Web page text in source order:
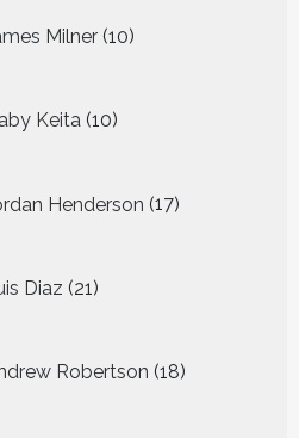
Milner 10
producten
Keita 10
producten
Henderson 17
producten
Diaz 21
producten
Robertson 18
producten